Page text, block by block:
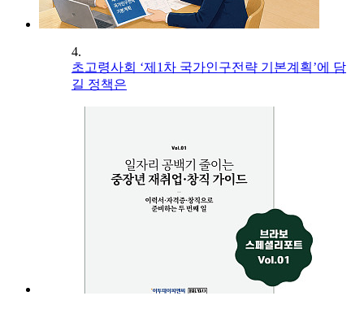
4.
초고령사회 ‘제1차 국가인구전략 기본계획’에 담
길 정책은